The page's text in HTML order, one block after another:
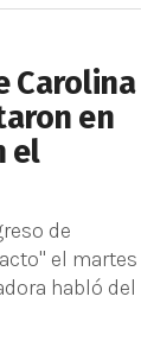
Carolina
en
el
de
el martes
habló del